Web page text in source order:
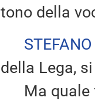
tono della
della Lega,
Ma quale